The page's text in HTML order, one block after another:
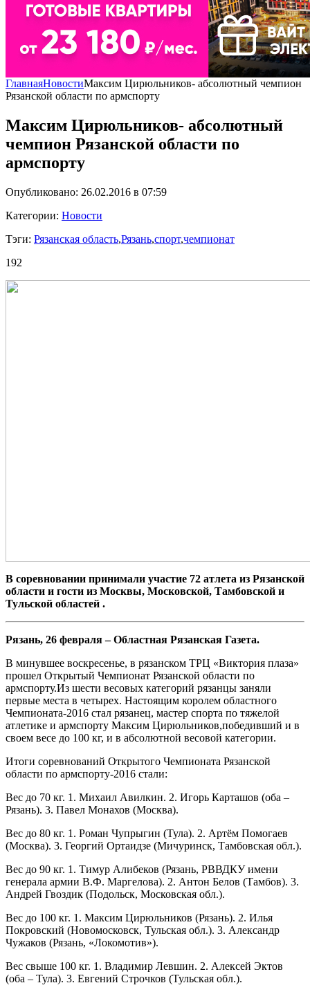
ГлавнаяНовостиМаксим Цирюльников- абсолютный чемпион
Рязанской области по армспорту
Максим Цирюльников- абсолютный
чемпион Рязанской области по
армспорту
Опубликовано: 26.02.2016 в 07:59
Категории: Новости
Тэги: Рязанская область,Рязань,спорт,чемпионат
192
В соревновании принимали участие 72 атлета из Рязанской
области и гости из Москвы, Московской, Тамбовской и
Тульской областей .
Рязань, 26 февраля – Областная Рязанская Газета.
В минувшее воскресенье, в рязанском ТРЦ «Виктория плаза»
прошел Открытый Чемпионат Рязанской области по
армспорту.Из шести весовых категорий рязанцы заняли
первые места в четырех. Настоящим королем областного
Чемпионата-2016 стал рязанец, мастер спорта по тяжелой
атлетике и армспорту Максим Цирюльников,победивший и в
своем весе до 100 кг, и в абсолютной весовой категории.
Итоги соревнований Открытого Чемпионата Рязанской
области по армспорту-2016 стали:
Вес до 70 кг. 1. Михаил Авилкин. 2. Игорь Карташов (оба –
Рязань). 3. Павел Монахов (Москва).
Вес до 80 кг. 1. Роман Чупрыгин (Тула). 2. Артём Помогаев
(Москва). 3. Георгий Ортаидзе (Мичуринск, Тамбовская обл.).
Вес до 90 кг. 1. Тимур Алибеков (Рязань, РВВДКУ имени
генерала армии В.Ф. Маргелова). 2. Антон Белов (Тамбов). 3.
Андрей Гвоздик (Подольск, Московская обл.).
Вес до 100 кг. 1. Максим Цирюльников (Рязань). 2. Илья
Покровский (Новомосковск, Тульская обл.). 3. Александр
Чужаков (Рязань, «Локомотив»).
Вес свыше 100 кг. 1. Владимир Левшин. 2. Алексей Эктов
(оба – Тула). 3. Евгений Строчков (Тульская обл.).